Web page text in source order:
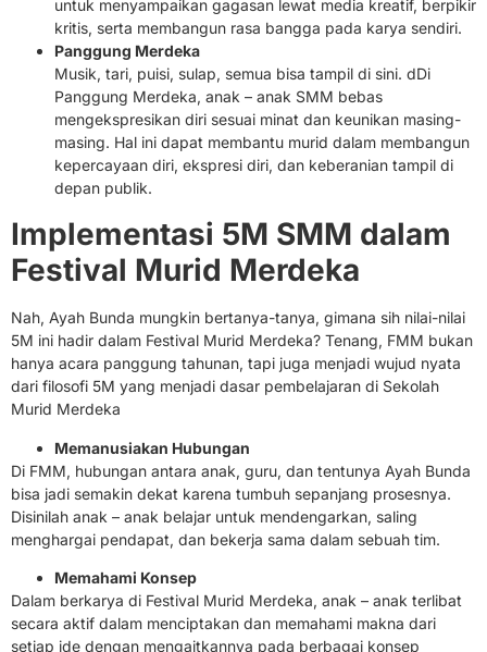
untuk menyampaikan gagasan lewat media kreatif, berpikir
kritis, serta membangun rasa bangga pada karya sendiri.
Panggung Merdeka
Musik, tari, puisi, sulap, semua bisa tampil di sini. dDi
Panggung Merdeka, anak – anak SMM bebas
mengekspresikan diri sesuai minat dan keunikan masing-
masing. Hal ini dapat membantu murid dalam membangun
kepercayaan diri, ekspresi diri, dan keberanian tampil di
depan publik.
Implementasi 5M SMM dalam
Festival Murid Merdeka
Nah, Ayah Bunda mungkin bertanya-tanya, gimana sih nilai-nilai
5M ini hadir dalam Festival Murid Merdeka? Tenang, FMM bukan
hanya acara panggung tahunan, tapi juga menjadi wujud nyata
dari filosofi 5M yang menjadi dasar pembelajaran di Sekolah
Murid Merdeka
Memanusiakan Hubungan
Di FMM, hubungan antara anak, guru, dan tentunya Ayah Bunda
bisa jadi semakin dekat karena tumbuh sepanjang prosesnya.
Disinilah anak – anak belajar untuk mendengarkan, saling
menghargai pendapat, dan bekerja sama dalam sebuah tim.
Memahami Konsep
Dalam berkarya di Festival Murid Merdeka, anak – anak terlibat
secara aktif dalam menciptakan dan memahami makna dari
setiap ide dengan mengaitkannya pada berbagai konsep